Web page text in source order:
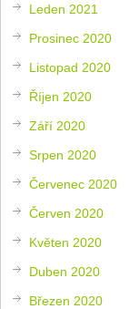
Leden 2021
Prosinec 2020
Listopad 2020
Říjen 2020
Září 2020
Srpen 2020
Červenec 2020
Červen 2020
Květen 2020
Duben 2020
Březen 2020